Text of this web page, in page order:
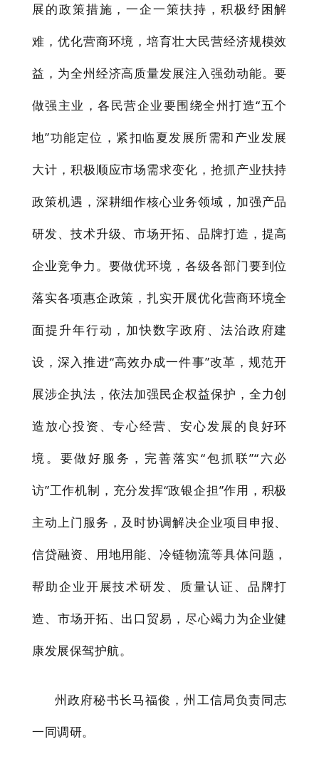
展的政策措施，一企一策扶持，积极纾困解
难，优化营商环境，培育壮大民营经济规模效
益， 为全州经济高质量发展注入强劲动能。要
做强主业，各民营企业要围绕全州打造“五个
地”功能定位，紧扣临夏发展所需和产业发展
大计，积极顺应市场需求变化， 抢抓产业扶持
政策机遇，深耕细作核心业务领域，加强产品
研发、技术升级、市场开拓、品牌打造，提高
企业竞争力。 要做优环境，各级各部门要到位
落实各项惠企政策，扎实开展优化营商环境全
面提升年行动， 加快数字政府、法治政府建
设，深入推进“高效办成一件事”改革，规范开
展涉企执法，依法加强民企权益保护， 全力创
造放心投资、专心经营、安心发展的良好环
境。 要做好服务， 完善落实“包抓联”“六必
访”工作机制， 充分发挥“政银企担”作用， 积极
主动上门服务，及时协调解决企业项目申报、
信贷融资、用地用能、冷链物流等具体问题，
帮助企业开展技术研发、质量认证、品牌打
造、市场开拓、出口贸易，尽心竭力为企业健
康发展保驾护航。
州政府秘书长马福俊，州工信局负责同志
一同调研。